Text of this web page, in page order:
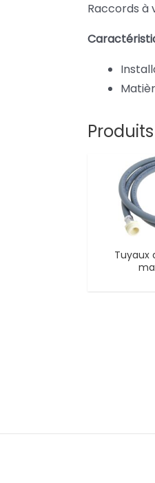
Raccords à
Tuyaux